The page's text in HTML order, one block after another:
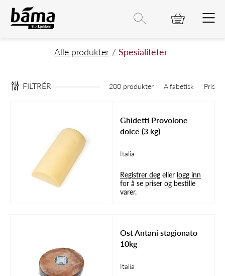
Spesialiteter
Hovedinnhold
Hovedmeny
HovedmenyAlle produkter Spesialiteter
FILTRÉR 200 produkter Alfabetisk Pris
Ghidetti Provolone
dolce (3 kg)
Italia
Registrer deg eller logg inn
for å se priser og bestille
varer.
Ost Antani stagionato
10kg
Italia